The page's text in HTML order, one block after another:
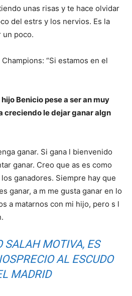
unas risas y te hace olvidar
del estrs y los nervios. Es la
un poco.
“Si estamos en el
Benicio pese a ser an muy
creciendo le dejar ganar algn
ganar. Si gana l bienvenido
ganar. Creo que as es como
ganadores. Siempre hay que
ganar, a m me gusta ganar en lo
a matarnos con mi hijo, pero s l
SALAH MOTIVA, ES
AL ESCUDO
MADRID